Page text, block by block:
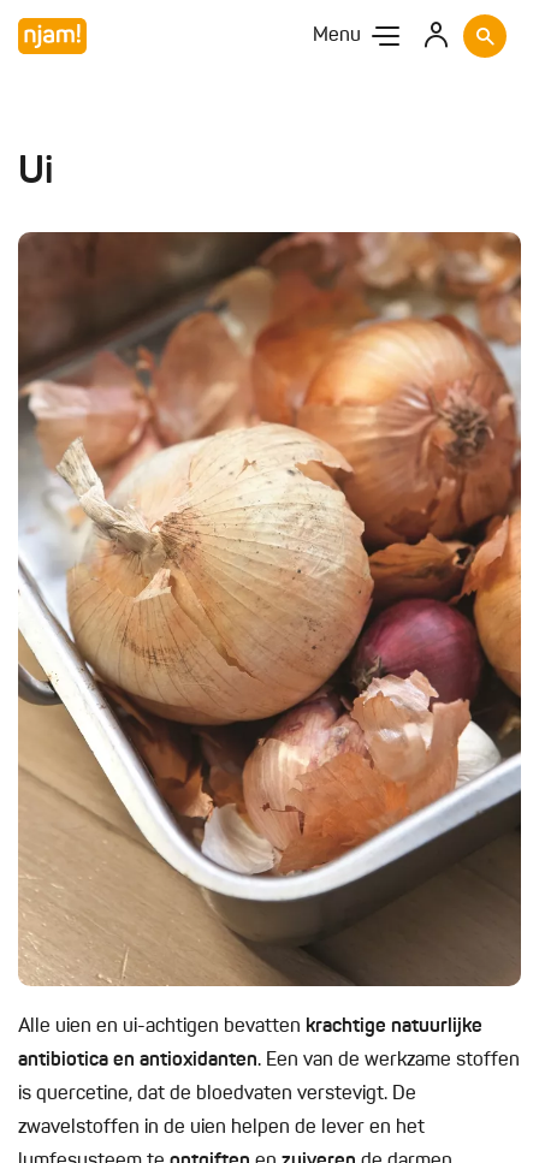
Menu
Ui
Alle uien en ui-achtigen bevatten krachtige natuurlijke
antibiotica en antioxidanten. Een van de werkzame stoffen
is quercetine, dat de bloedvaten verstevigt. De
zwavelstoffen in de uien helpen de lever en het